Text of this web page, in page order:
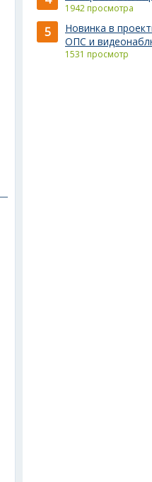
1942 просмотра
5
Новинка в
ОПС и
1531 просмотр